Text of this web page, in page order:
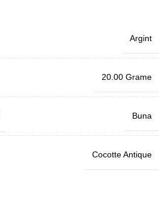
Argint
20.00 Grame
Buna
Cocotte Antique